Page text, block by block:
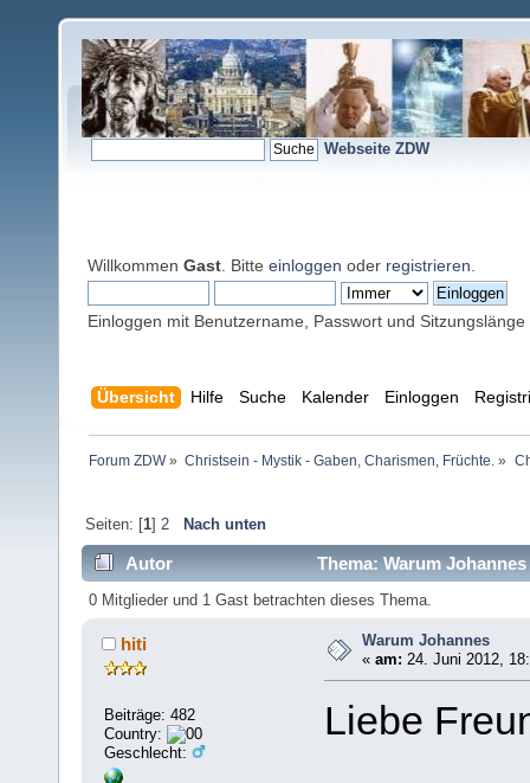
Webseite ZDW
Willkommen Gast . Bitte einloggen oder registrieren
Einloggen mit Benutzername, Passwort und Sitzungslänge
Übersicht Hilfe Suche Kalender Einloggen
Forum ZDW» Christsein - Mystik - Gaben, Charismen, Früchte. »
Seiten: [1] 2 Nach unten
Autor Thema: Warum
0 Mitglieder und 1 Gast betrachten dieses Thema.
hiti
Beiträge: 482
Country:
Geschlecht:
Warum Johannes
«am: 24. Juni 2012,
Liebe